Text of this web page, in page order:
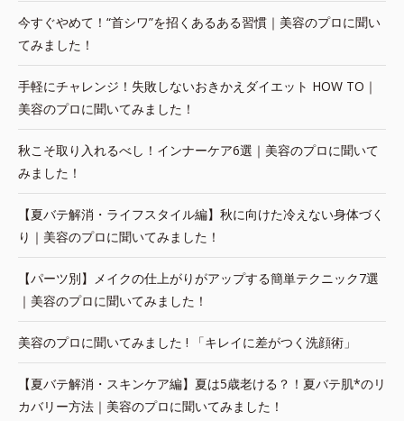
今すぐやめて！“首シワ”を招くあるある習慣｜美容のプロに聞い
てみました！
手軽にチャレンジ！失敗しないおきかえダイエット HOW TO｜
美容のプロに聞いてみました！
秋こそ取り入れるべし！インナーケア6選｜美容のプロに聞いて
みました！
【夏バテ解消・ライフスタイル編】秋に向けた冷えない身体づく
り｜美容のプロに聞いてみました！
【パーツ別】メイクの仕上がりがアップする簡単テクニック7選
｜美容のプロに聞いてみました！
美容のプロに聞いてみました ! 「キレイに差がつく洗顔術」
【夏バテ解消・スキンケア編】夏は5歳老ける？！夏バテ肌*のリ
カバリー方法｜美容のプロに聞いてみました！